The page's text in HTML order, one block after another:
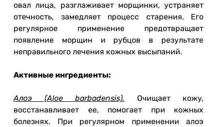
овал лица, разглаживает морщинки, устраняет
отечность, замедляет процесс старения. Его
регулярное применение предотвращает
появление морщин и рубцов в результате
неправильного лечения кожных высыпаний.
Активные ингредиенты:
Алоэ (Aloe barbadensis). Очищает кожу,
восстанавливает ее, помогает при кожных
болезнях. При регулярном применении алоэ